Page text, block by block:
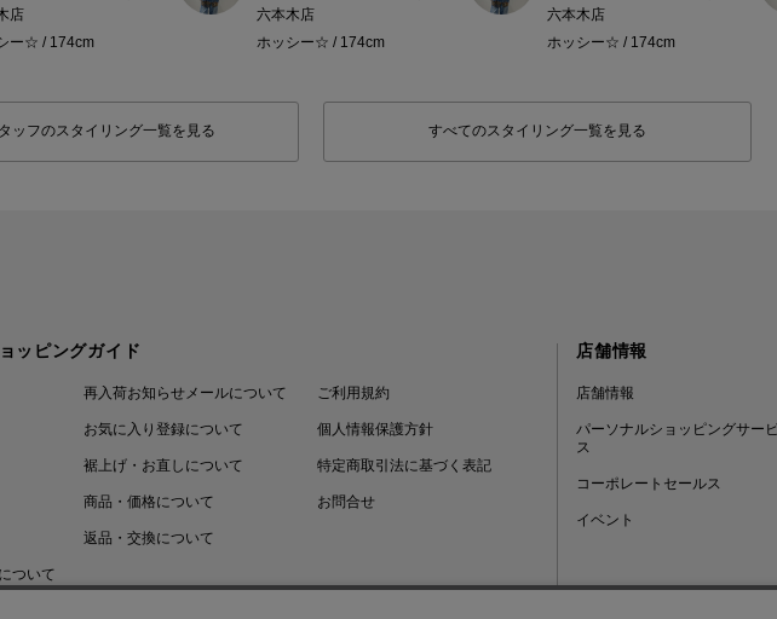
店
ー☆ / 174cm
六本木店
ホッシー☆ / 174cm
六本木店
ホッシー☆ / 174cm
ッフのスタイリング一覧を見る すべてのスタイリング一覧を見る
ッピングガイド
ついて
再入荷お知らせメールについて
お気に入り登録について
裾上げ・お直しについて
商品・価格について
返品・交換について
ご利用規約
個人情報保護方針
特定商取引法に基づく表記
お問合せ
店舗情報
店舗情報
パーソナルショッピングサービ
ス
コーポレートセールス
イベント